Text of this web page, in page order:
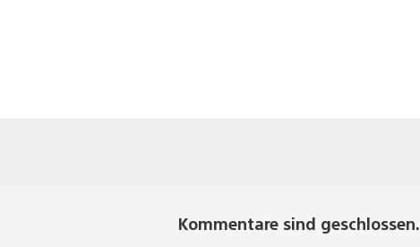
Kommentare sind geschlossen.